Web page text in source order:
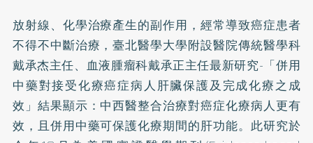
放射線、化學治療產生的副作用，經常導致癌症患者
不得不中斷治療，臺北醫學大學附設醫院傳統醫學科
戴承杰主任、血液腫瘤科戴承正主任最新研究-「併用
中藥對接受化療癌症病人肝臟保護及完成化療之成
效」結果顯示：中西醫整合治療對癌症化療病人更有
效，且併用中藥可保護化療期間的肝功能。此研究於